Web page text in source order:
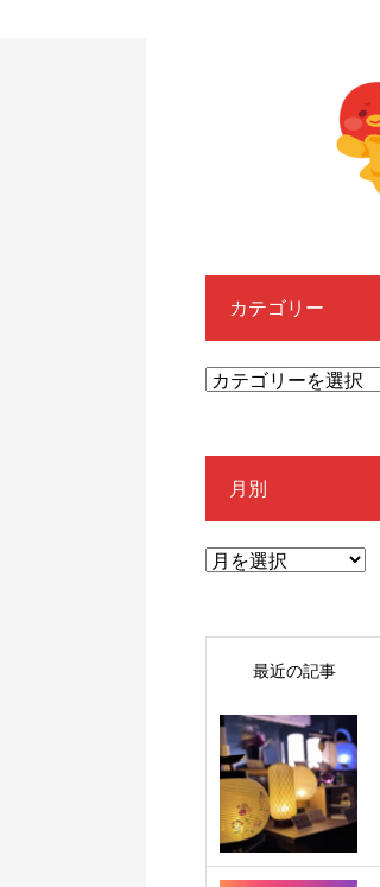
カテゴリー
月別
最近の記事